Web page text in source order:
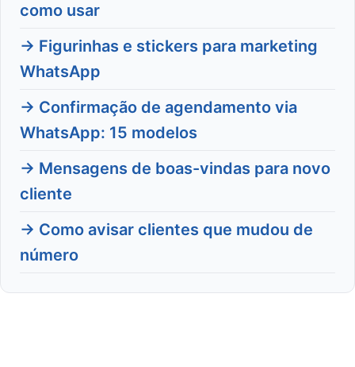
como usar
→ Figurinhas e stickers para marketing
WhatsApp
→ Confirmação de agendamento via
WhatsApp: 15 modelos
→ Mensagens de boas-vindas para novo
cliente
→ Como avisar clientes que mudou de
número